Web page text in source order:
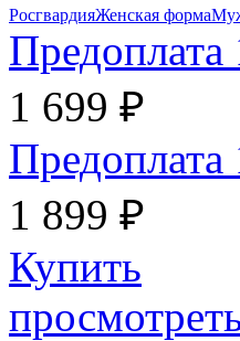
РосгвардияЖенская форма
Предоплата
1 699 ₽
1 899 ₽
Купить